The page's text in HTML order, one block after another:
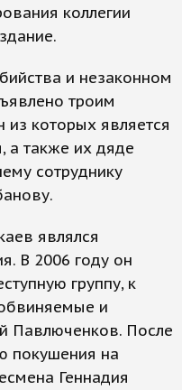
коллегии
и незаконном
троим
которых является
а также их дяде
сотруднику
являлся
В 2006 году он
группу, к
и
Павлюченков. После
покушения на
Геннадия